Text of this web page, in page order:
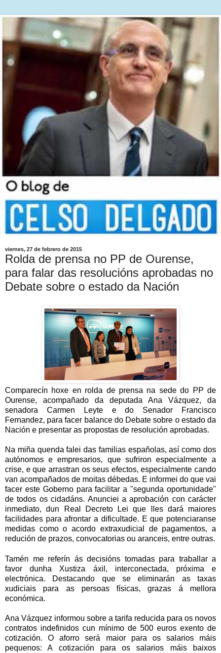
viernes, 27 de febrero de 2015
Rolda de prensa no PP de Ourense,
para falar das resolucións aprobadas no
Debate sobre o estado da Nación
Comparecín hoxe en rolda de prensa na sede do PP de
Ourense, acompañado da deputada Ana Vázquez, da
senadora Carmen Leytee do Senador
Francisco
Fernandez, para facer balance do Debate sobre o estado da
Nación e presentar as propostas de resolución aprobadas.
Na miña quenda falei das familias españolas, así como dos
autónomos e empresarios, que sufriron especialmente a
crise, e que arrastran os seus efectos, especialmente cando
van acompañados de moitas débedas. E informei do que vai
facer este Goberno para facilitar a "segunda oportunidade"
de todos os cidadáns. Anunciei a aprobación con carácter
inmediato, dun Real Decreto Lei que lles dará maiores
facilidades para afrontar a dificultade. E que potenciaranse
medidas como o acordo extraxudicial de pagamentos, a
redución de prazos, convocatorias ou aranceis, entre outras.
Tamén me referín ás decisións tomadas para traballar a
favor dunha Xustiza áxil, interconectada, próxima e
electrónica. Destacando que se eliminarán as taxas
xudiciais para as persoas físicas, grazas á mellora
económica.
Ana Vázquez informou sobre a tarifa reducida para os novos
contratos indefinidos cun mínimo de 500 euros exento de
cotización. O aforro será maior para os salarios máis
pequenos: A cotización para os salarios máis baixos